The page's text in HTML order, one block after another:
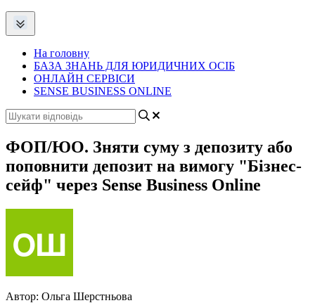
На головну
БАЗА ЗНАНЬ ДЛЯ ЮРИДИЧНИХ ОСІБ
ОНЛАЙН СЕРВІСИ
SENSE BUSINESS ONLINE
ФОП/ЮО. Зняти суму з депозиту або
поповнити депозит на вимогу "Бізнес-
сейф" через Sense Business Online
Автор: Ольга Шерстньова